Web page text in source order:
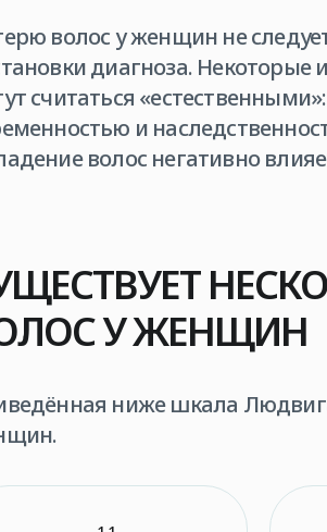
волос у женщин не
диагноза.
считаться
и
волос негативно
У ЖЕНЩИН
ниже шкала